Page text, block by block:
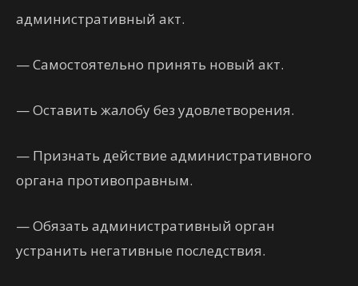
административный акт.
— Самостоятельно принять новый акт.
— Оставить жалобу без удовлетворения.
— Признать действие административного
органа противоправным.
— Обязать административный орган
устранить негативные последствия.